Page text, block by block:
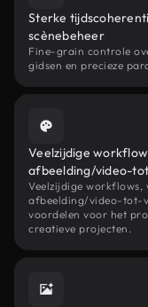
Sterke
scènebeheer
Fine-grain controle
gidsen en precieze
Veelzijdige
afbeelding/video-
Veelzijdige
afbeelding/video-tot-
voordelen voor het
creatieve projecten.